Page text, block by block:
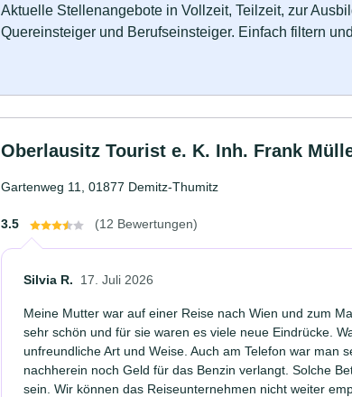
Aktuelle Stellenangebote in Vollzeit, Teilzeit, zur
Quereinsteiger und Berufseinsteiger. Einfach filtern
Oberlausitz Tourist e. K. Inh. Frank
Gartenweg 11, 01877 Demitz-Thumitz
3.5 (12 Bewertungen)
Silvia R. 17. Juli 2026
Meine Mutter war auf einer Reise nach Wien und zum
sehr schön und für sie waren es viele neue Eindrücke.
unfreundliche Art und Weise. Auch am Telefon war man
nachherein noch Geld für das Benzin verlangt. Solche
sein. Wir können das Reiseunternehmen nicht weiter